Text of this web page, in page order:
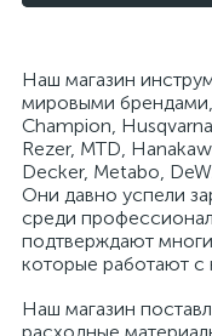
Наш магазин
мировыми брендами,
Champion,
Rezer, MTD,
Decker, Metabo,
Они давно успели
среди
подтверждают
которые работают с
Наш магазин